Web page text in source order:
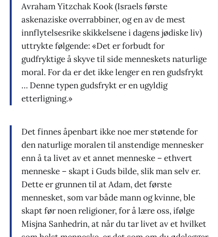
Avraham Yitzchak Kook (Israels første
askenaziske overrabbiner, og en av de mest
innflytelsesrike skikkelsene i dagens jødiske liv)
uttrykte følgende: «Det er forbudt for
gudfryktige å skyve til side menneskets naturlige
moral. For da er det ikke lenger en ren gudsfrykt
… Denne typen gudsfrykt er en ugyldig
etterligning.»
Det finnes åpenbart ikke noe mer støtende for
den naturlige moralen til anstendige mennesker
enn å ta livet av et annet menneske – ethvert
menneske – skapt i Guds bilde, slik man selv er.
Dette er grunnen til at Adam, det første
mennesket, som var både mann og kvinne, ble
skapt før noen religioner, for å lære oss, ifølge
Misjna Sanhedrin, at når du tar livet av et hvilket